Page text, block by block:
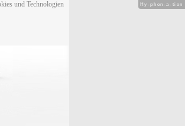
und Technologien
Hy-phen-a-tion